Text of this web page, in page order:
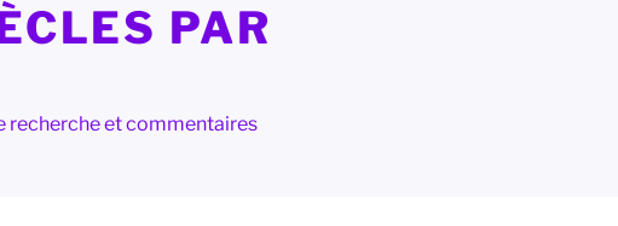
PAR
recherche et commentaires